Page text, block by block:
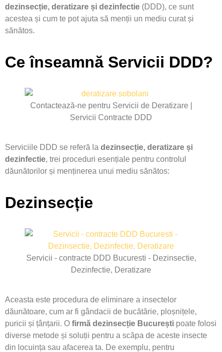
dezinsecție, deratizare și dezinfectie (DDD), ce sunt
acestea și cum te pot ajuta să menții un mediu curat și
sănătos.
Ce înseamnă Servicii DDD?
Contactează-ne pentru Servicii de Deratizare |
Servicii Contracte DDD
Serviciile DDD se referă la dezinsecție, deratizare și
dezinfectie, trei proceduri esențiale pentru controlul
dăunătorilor și menținerea unui mediu sănătos:
Dezinsecție
Servicii - contracte DDD Bucuresti - Dezinsectie,
Dezinfectie, Deratizare
Aceasta este procedura de eliminare a insectelor
dăunătoare, cum ar fi gândacii de bucătărie, ploșnițele,
puricii și țânțarii. O firmă dezinsecție București poate folosi
diverse metode și soluții pentru a scăpa de aceste insecte
din locuința sau afacerea ta. De exemplu, pentru